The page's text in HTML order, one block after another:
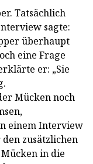
Tatsächlich
sagte:
überhaupt
eine Frage
er: „Sie
Mücken noch
einem Interview
den zusätzlichen
in die